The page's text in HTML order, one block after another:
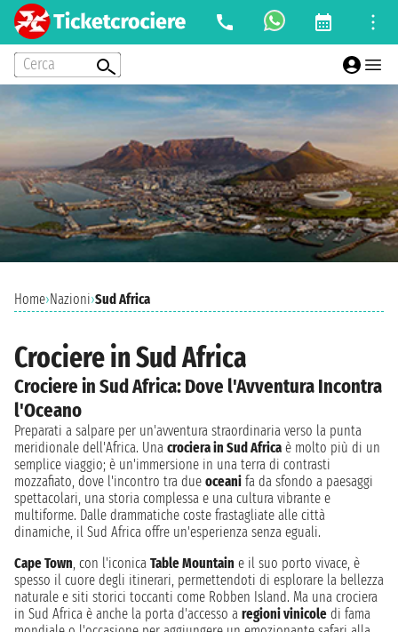
Cerca
Home›Nazioni›Sud Africa
Crociere in Sud Africa
Crociere in Sud Africa: Dove l'Avventura Incontra
l'Oceano
Preparati a salpare per un'avventura straordinaria verso la punta
meridionale dell'Africa. Una crociera in Sud Africa è molto più di un
semplice viaggio; è un'immersione in una terra di contrasti
mozzafiato, dove l'incontro tra due oceani fa da sfondo a paesaggi
spettacolari, una storia complessa e una cultura vibrante e
multiforme. Dalle drammatiche coste frastagliate alle città
dinamiche, il Sud Africa offre un'esperienza senza eguali.
Cape Town, con l'iconica Table Mountain e il suo porto vivace, è
spesso il cuore degli itinerari, permettendoti di esplorare la bellezza
naturale e siti storici toccanti come Robben Island. Ma una crociera
in Sud Africa è anche la porta d'accesso a regioni vinicole di fama